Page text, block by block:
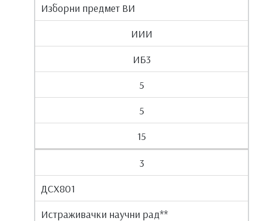
Изборни предмет ВИ
ИИИ
ИБ3
5
5
15
3
ДСХ801
Истраживачки научни рад**